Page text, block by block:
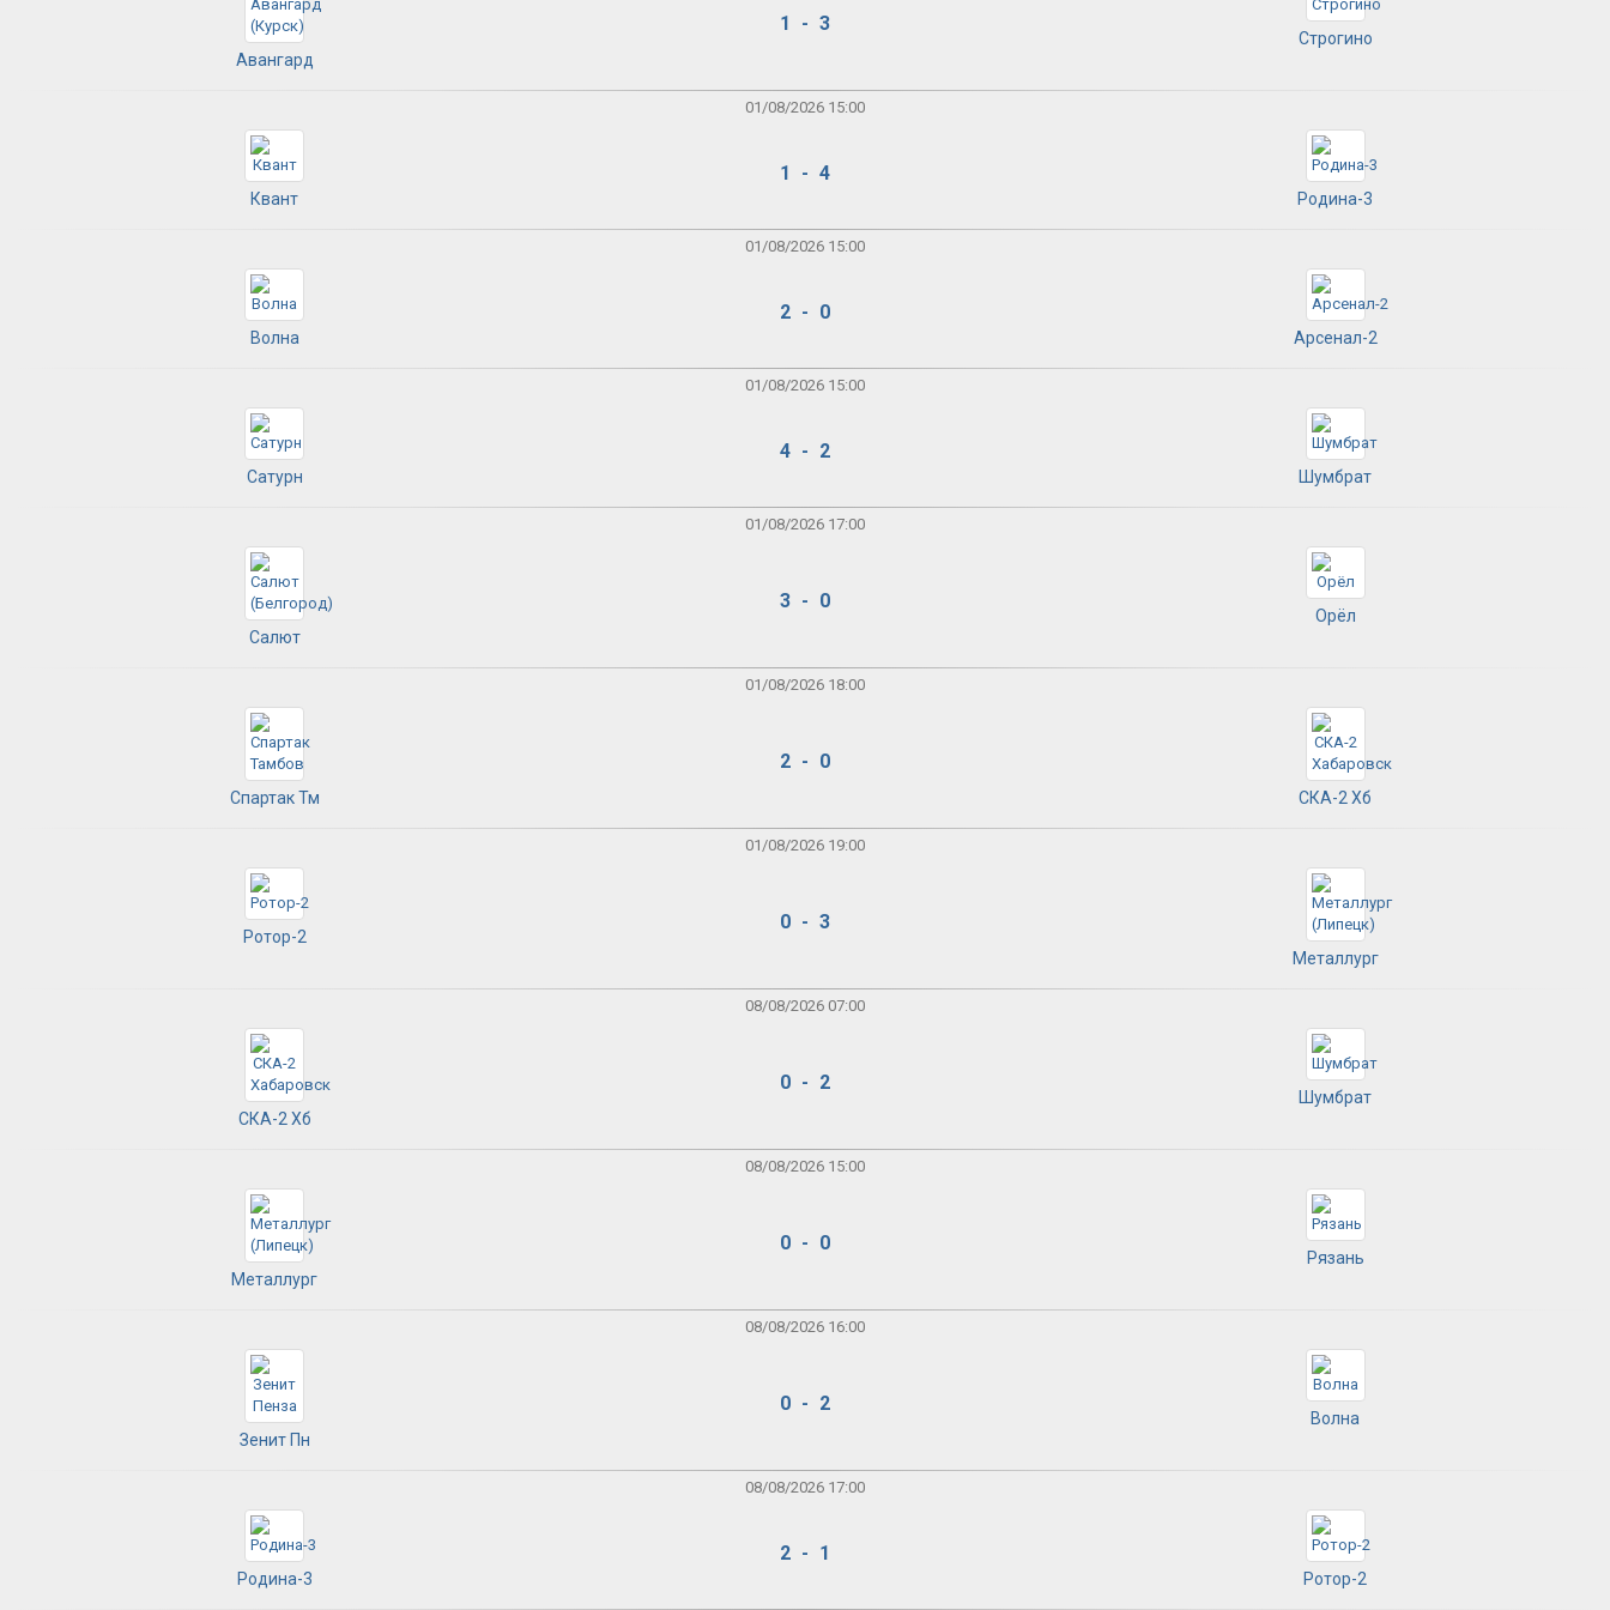
Авангард
1 - 3
Строгино
01/08/2026 15:00
Квант
1 - 4
Родина-3
01/08/2026 15:00
Волна
2 - 0
Арсенал-2
01/08/2026 15:00
Сатурн
4 - 2
Шумбрат
01/08/2026 17:00
Салют
3 - 0
Орёл
01/08/2026 18:00
Спартак Тм
2 - 0
СКА-2 Хб
01/08/2026 19:00
Ротор-2
0 - 3
Металлург
08/08/2026 07:00
СКА-2 Хб
0 - 2
Шумбрат
08/08/2026 15:00
Металлург
0 - 0
Рязань
08/08/2026 16:00
Зенит Пн
0 - 2
Волна
08/08/2026 17:00
Родина-3
2 - 1
Ротор-2